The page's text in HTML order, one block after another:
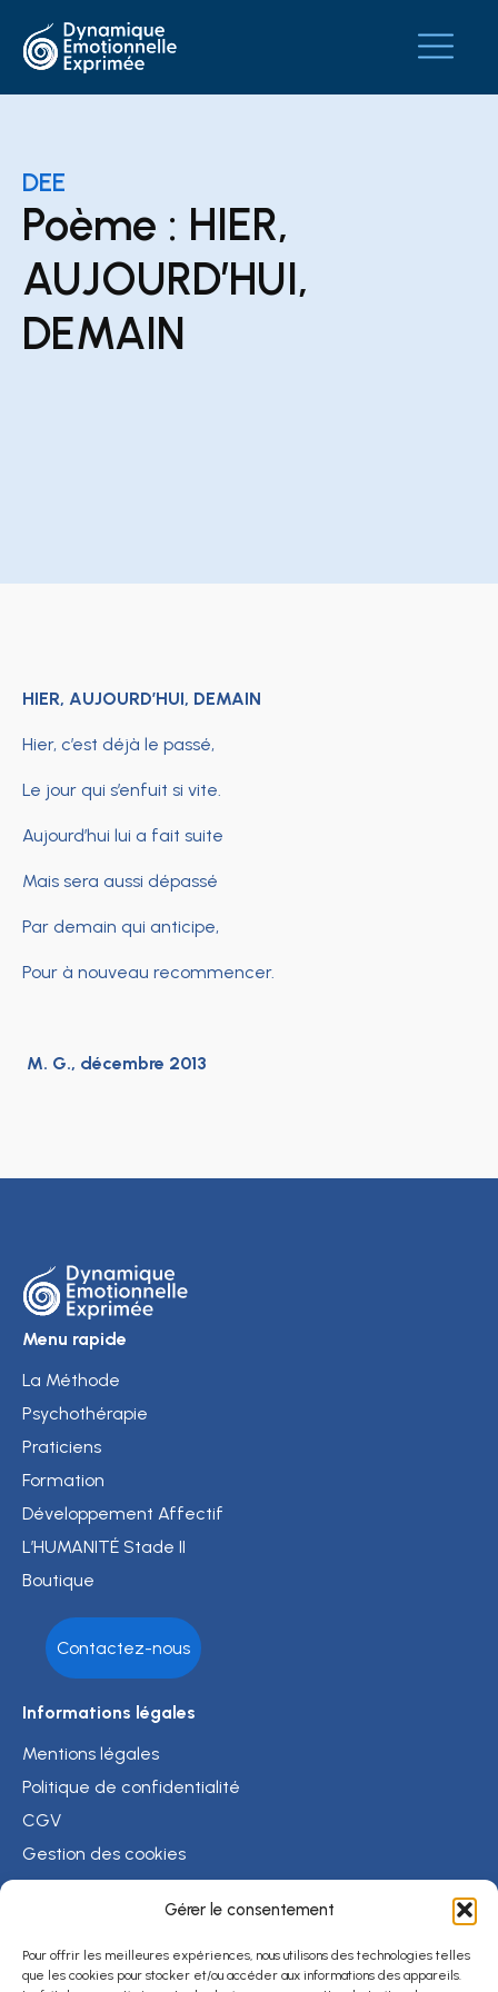
Gérer le consentement
Pour offrir les meilleures expériences, nous utilisons des technologies telles
que les cookies pour stocker et/ou accéder aux informations des appareils.
DEE
Poème : HIER,
AUJOURD’HUI,
DEMAIN
HIER, AUJOURD’HUI, DEMAIN
Hier, c’est déjà le passé,
Le jour qui s’enfuit si vite.
Aujourd’hui lui a fait suite
Mais sera aussi dépassé
Par demain qui anticipe,
Pour à nouveau recommencer.
M. G., décembre 2013
Menu rapide
La Méthode
Psychothérapie
Praticiens
Formation
Développement Affectif
L’HUMANITÉ Stade II
Boutique
Contactez-nous
Liste de praticiens
Carte interactive des praticiens
Informations légales
Mentions légales
Politique de confidentialité
CGV
Gestion des cookies